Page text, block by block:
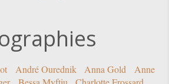
André Ourednik Anna Gold
Anne